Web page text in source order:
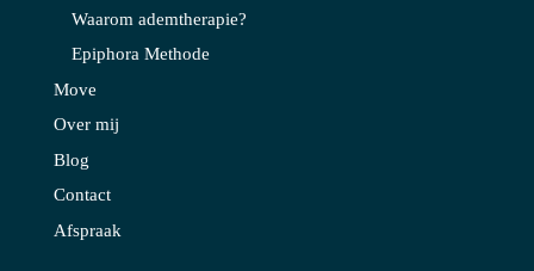
Waarom ademtherapie?
Epiphora Methode
Move
Over mij
Blog
Contact
Afspraak